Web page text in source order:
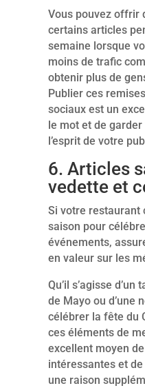
Vous pouvez offrir
certains articles
semaine lorsque
moins de trafic
obtenir plus de
Publier ces
sociaux est un
le mot et de
l’esprit de votre
6. Articles
vedette et
Si votre restaurant
saison pour
événements,
en valeur sur les
Qu’il s’agisse
de Mayo ou d’une
célébrer la fête du
ces éléments de
excellent moyen
intéressantes et
une raison